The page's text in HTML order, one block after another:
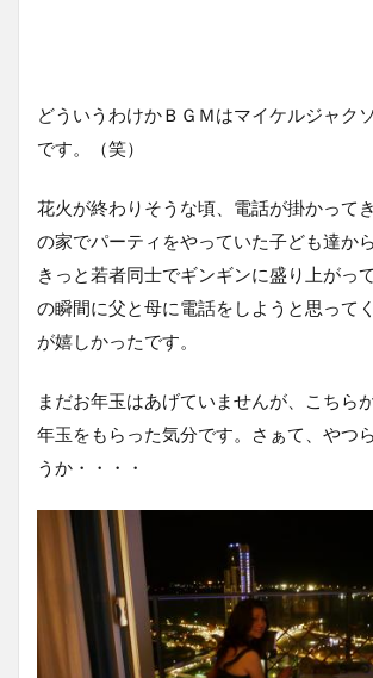
どういうわけかＢＧＭはマイケルジャク
です。（笑）
花火が終わりそうな頃、電話が掛かって
の家でパーティをやっていた子ども達か
きっと若者同士でギンギンに盛り上がっ
の瞬間に父と母に電話をしようと思って
が嬉しかったです。
まだお年玉はあげていませんが、こちら
年玉をもらった気分です。さぁて、やつ
うか・・・・